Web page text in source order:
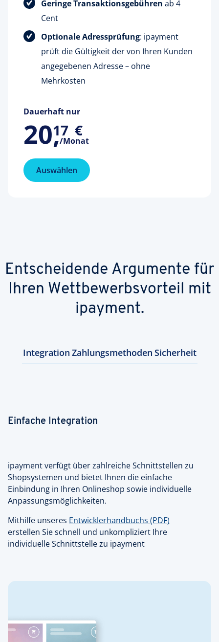
Geringe Transaktionsgebühren ab 4
Cent
Optionale Adressprüfung: ipayment
prüft die Gültigkeit der von Ihren Kunden
angegebenen Adresse – ohne
Mehrkosten
Dauerhaft nur
20,
17 €
/Monat
Auswählen
Entscheidende Argumente für
Ihren Wettbewerbsvorteil mit
ipayment.
Integration Zahlungsmethoden Sicherheit
Einfache Integration
ipayment verfügt über zahlreiche Schnittstellen zu
Shopsystemen und bietet Ihnen die einfache
Einbindung in Ihren Onlineshop sowie individuelle
Anpassungsmöglichkeiten.
Mithilfe unseres Entwicklerhandbuchs (PDF)
erstellen Sie schnell und unkompliziert Ihre
individuelle Schnittstelle zu ipayment